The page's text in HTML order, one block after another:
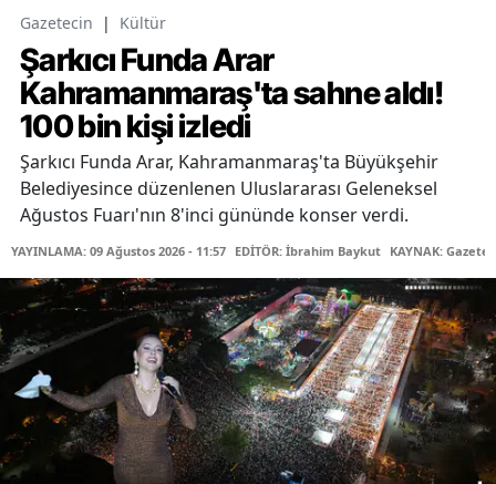
Gazetecin | Kültür
Şarkıcı Funda Arar
Kahramanmaraş'ta sahne aldı!
100 bin kişi izledi
Şarkıcı Funda Arar, Kahramanmaraş'ta Büyükşehir
Belediyesince düzenlenen Uluslararası Geleneksel
Ağustos Fuarı'nın 8'inci gününde konser verdi.
YAYINLAMA: 09 Ağustos 2026 - 11:57 EDİTÖR: İbrahim Baykut KAYNAK: